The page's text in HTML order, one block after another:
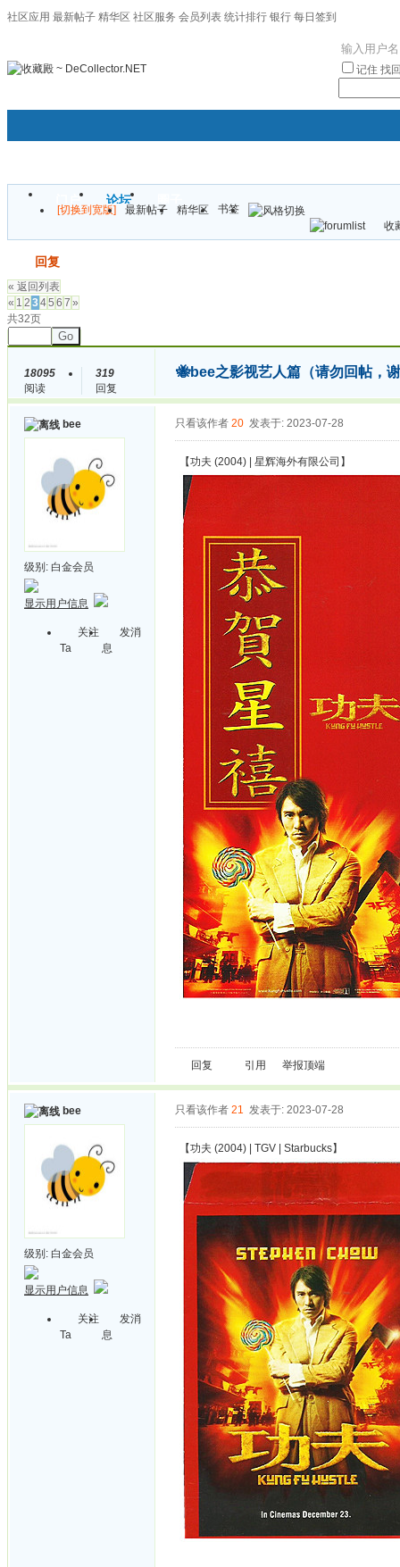
社区应用 最新帖子 精华区 社区服务 会员列表 统计排行 银行 每日签到
记住 找
门户 论坛
[切换到宽版] 最新帖子 精华区
书签
收
回复
« 返回列表
« 1 2 345 6 7 »
共32页
Go
18095
阅读
319
回复
🐝bee之影视艺人篇（请勿回帖，
bee
级别: 白金会员
显示用户信息
关注
Ta
发消
息
只看该作者 20 发表于: 2023-07-28
【功夫 (2004) | 星辉海外有限公司】
回复 引用 举报顶端
bee
级别: 白金会员
显示用户信息
关注
Ta
发消
息
只看该作者 21 发表于: 2023-07-28
【功夫 (2004) | TGV | Starbucks】